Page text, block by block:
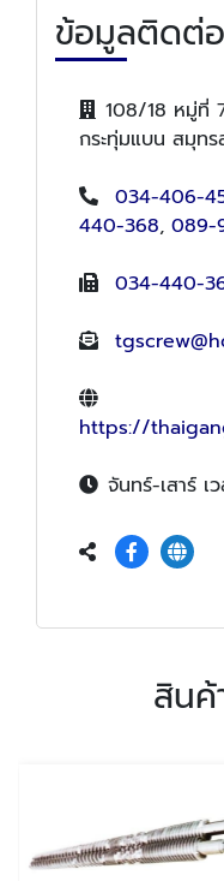
ข้อมูลติดต่อ
108/18 หมู่ที่
กระทุ่มแบน สมุทร
034-406-
440-368, 089-
034-440-
https://
จันทร์-เสาร์
สินค้